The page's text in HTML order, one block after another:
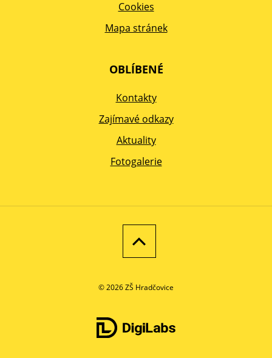
Cookies
Mapa stránek
OBLÍBENÉ
Kontakty
Zajímavé odkazy
Aktuality
Fotogalerie
© 2026 ZŠ Hradčovice